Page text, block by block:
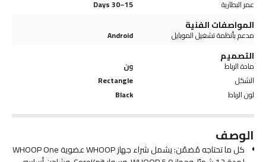
عمر البطارية 15–30 Days
المواصفات الفنية
مدعم بأنظمة تشغيل الموبايل Android
التصميم
مادة الرباط
ون
الشكل
Rectangle
لون الرباط
Black
الوصف
كل ما تحتاجه مُضمّن: يشمل شراء جهاز WHOOP عضوية WHOOP One